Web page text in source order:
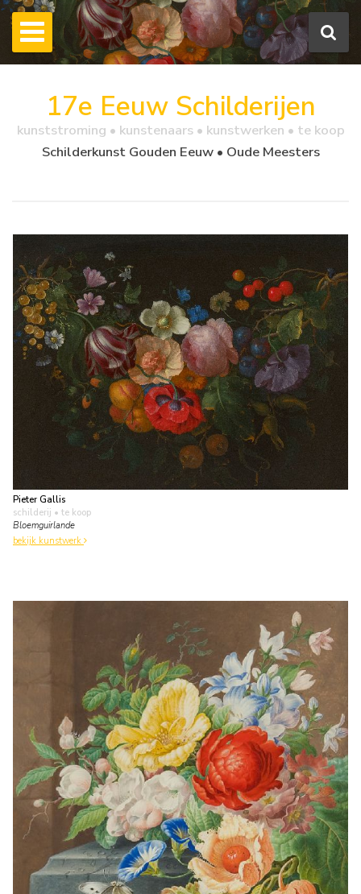
17e Eeuw Schilderijen
kunststroming • kunstenaars • kunstwerken • te koop
Schilderkunst Gouden Eeuw • Oude Meesters
Pieter Gallis
schilderij • te koop
Bloemguirlande
bekijk kunstwerk